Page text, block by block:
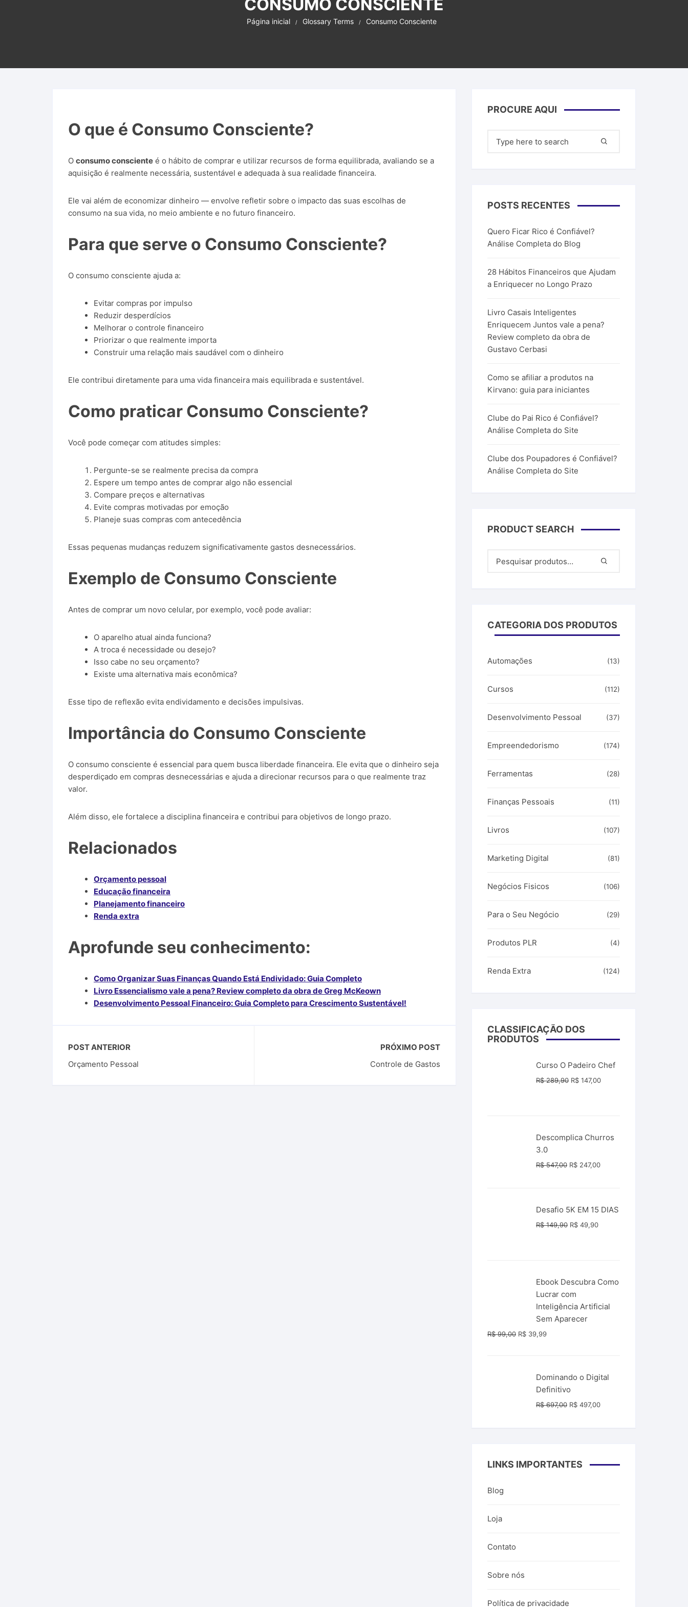
Plataforma de Afiliados
Leituras Lucrativas
CONSUMO CONSCIENTE
Página inicial Glossary Terms Consumo Consciente
O que é Consumo Consciente?
O consumo consciente é o hábito de comprar e utilizar recursos de forma equilibrada, avaliando se a
aquisição é realmente necessária, sustentável e adequada à sua realidade financeira.
Ele vai além de economizar dinheiro — envolve refletir sobre o impacto das suas escolhas de
consumo na sua vida, no meio ambiente e no futuro financeiro.
Para que serve o Consumo Consciente?
O consumo consciente ajuda a:
Evitar compras por impulso
Reduzir desperdícios
Melhorar o controle financeiro
Priorizar o que realmente importa
Construir uma relação mais saudável com o dinheiro
Ele contribui diretamente para uma vida financeira mais equilibrada e sustentável.
Como praticar Consumo Consciente?
Você pode começar com atitudes simples:
Pergunte-se se realmente precisa da compra
Espere um tempo antes de comprar algo não essencial
Compare preços e alternativas
Evite compras motivadas por emoção
Planeje suas compras com antecedência
Essas pequenas mudanças reduzem significativamente gastos desnecessários.
Exemplo de Consumo Consciente
Antes de comprar um novo celular, por exemplo, você pode avaliar:
O aparelho atual ainda funciona?
A troca é necessidade ou desejo?
Isso cabe no seu orçamento?
Existe uma alternativa mais econômica?
Esse tipo de reflexão evita endividamento e decisões impulsivas.
Importância do Consumo Consciente
O consumo consciente é essencial para quem busca liberdade financeira. Ele evita que o dinheiro seja
desperdiçado em compras desnecessárias e ajuda a direcionar recursos para o que realmente traz
valor.
Além disso, ele fortalece a disciplina financeira e contribui para objetivos de longo prazo.
Relacionados
Orçamento pessoal
Educação financeira
Planejamento financeiro
Renda extra
Aprofunde seu conhecimento:
Como Organizar Suas Finanças Quando Está Endividado: Guia Completo
Livro Essencialismo vale a pena? Review completo da obra de Greg McKeown
Desenvolvimento Pessoal Financeiro: Guia Completo para Crescimento Sustentável!
POST ANTERIOR
Orçamento Pessoal
PRÓXIMO POST
Controle de Gastos
PROCURE AQUI
por:
POSTS RECENTES
Quero Ficar Rico é Confiável?
Análise Completa do Blog
28 Hábitos Financeiros que Ajudam
a Enriquecer no Longo Prazo
Livro Casais Inteligentes
Enriquecem Juntos vale a pena?
Review completo da obra de
Gustavo Cerbasi
Como se afiliar a produtos na
Kirvano: guia para iniciantes
Clube do Pai Rico é Confiável?
Análise Completa do Site
Clube dos Poupadores é Confiável?
Análise Completa do Site
PRODUCT SEARCH
CATEGORIA DOS PRODUTOS
Automações (13)
Cursos (112)
Desenvolvimento Pessoal (37)
Empreendedorismo (174)
Ferramentas (28)
Finanças Pessoais (11)
Livros (107)
Marketing Digital (81)
Negócios Fisicos (106)
Para o Seu Negócio (29)
Produtos PLR (4)
Renda Extra (124)
CLASSIFICAÇÃO DOS
PRODUTOS
Curso O Padeiro Chef
R$289,90 O
R$ 147,00O
Descomplica Churros
3.0
R$547,00 O
R$ 547,00.
R$ 247,00O
R$ 247,00.
Desafio 5K EM 15 DIAS
R$149,90 O
R$ 49,90O
Ebook Descubra Como
Lucrar com
Inteligência Artificial
Sem Aparecer
R$99,00 O
R$ 99,00.
R$ 39,99O
R$ 39,99.
Dominando o Digital
Definitivo
R$697,00 O
R$ 497,00O
LINKS IMPORTANTES
Blog
Loja
Contato
Sobre nós
Política de privacidade